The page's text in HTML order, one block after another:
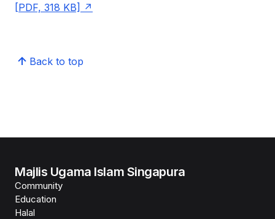
[PDF, 318 KB]
Back to top
Majlis Ugama Islam Singapura
Community
Education
Halal